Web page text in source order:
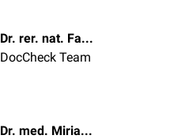
Dr. rer. nat. Fabienne Reh
DocCheck Team
Dr. med. Miriam Dodegge